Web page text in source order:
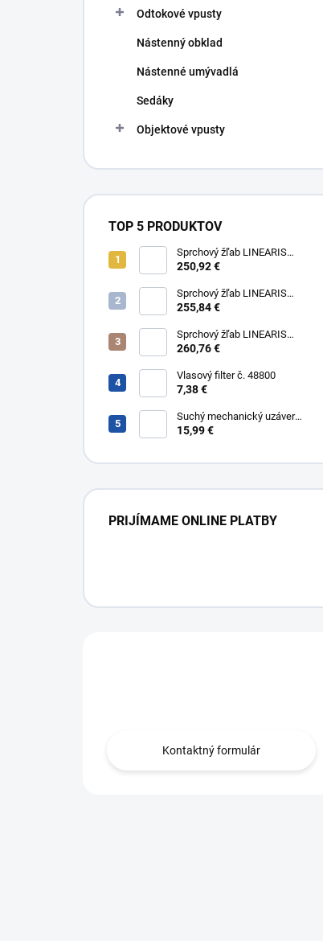
Odtokové vpusty
Nástenný obklad
Nástenné umývadlá
Sedáky
Objektové vpusty
TOP 5 PRODUKTOV
Sprchový žľab LINEARIS
Compact č. 45600.63M, L 75
304
250,92 €
Sprchový žľab LINEARIS
Compact č. 45600.64M, L 85
304
255,84 €
Sprchový žľab LINEARIS
Compact č. 45600.65M, L 95
304
260,76 €
Vlasový filter č. 48800
7,38 €
Suchý mechanický uzáver
Multistop č. 48400,
15,99 €
PRIJÍMAME ONLINE PLATBY
Kontaktný formulár